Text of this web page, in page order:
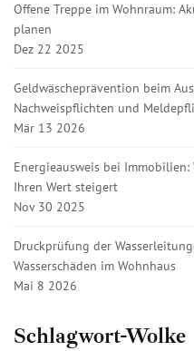
Offene Treppe im Wohnraum:
planen
Dez 22 2025
Geldwäscheprävention beim
Nachweispflichten und
Mär 13 2026
Energieausweis bei
Ihren Wert steigert
Nov 30 2025
Druckprüfung der
Wasserschäden im Wohnhaus
Mai 8 2026
Schlagwort-Wolke